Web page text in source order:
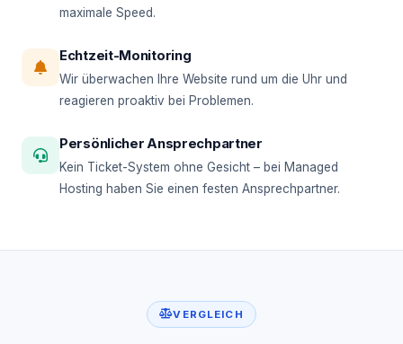
maximale Speed.
Echtzeit-Monitoring
Wir überwachen Ihre Website rund um die Uhr und
reagieren proaktiv bei Problemen.
Persönlicher Ansprechpartner
Kein Ticket-System ohne Gesicht – bei Managed
Hosting haben Sie einen festen Ansprechpartner.
VERGLEICH